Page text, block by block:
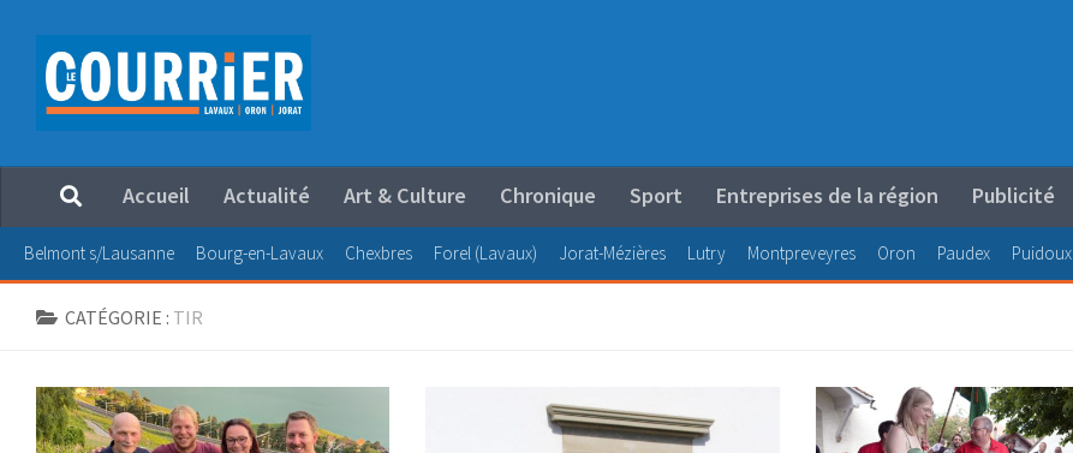
Au dessous du contenu
Accueil Actualité Art & Culture Chronique Sport Entreprises de la région Publicité
Belmont s/Lausanne Bourg-en-Lavaux Chexbres Forel (Lavaux) Jorat-Mézières Lutry Montpreveyres Oron Paudex Puidoux
CATÉGORIE : TIR